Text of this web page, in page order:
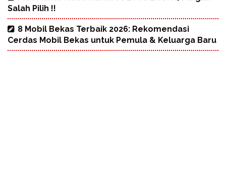
Salah Pilih !!
8 Mobil Bekas Terbaik 2026: Rekomendasi
Cerdas Mobil Bekas untuk Pemula & Keluarga Baru